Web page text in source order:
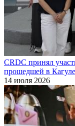
CRDC принял
прошедшей в
14 июля 2026